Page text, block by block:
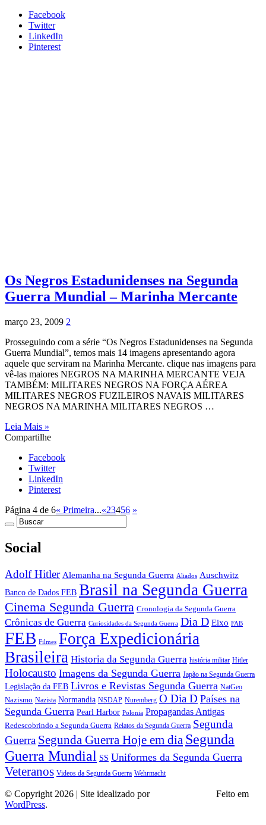
Facebook
Twitter
LinkedIn
Pinterest
Os Negros Estadunidenses na Segunda
Guerra Mundial – Marinha Mercante
março 23, 2009 2
Prosseguindo com a série “Os Negros Estadunidenses na Segunda
Guerra Mundial”, temos mais 14 imagens apresentando agora
aquele que serviram na Marinha Mercante. clique nas imagens para
vê-las maiores NEGROS NA MARINHA MERCANTE VEJA
TAMBÉM: MILITARES NEGROS NA FORÇA AÉREA
MILITARES NEGROS FUZILEIROS NAVAIS MILITARES
NEGROS NA MARINHA MILITARES NEGROS …
Leia Mais »
Compartilhe
Facebook
Twitter
LinkedIn
Pinterest
Página 4 de 6« Primeira...«23456 »
Social
Adolf Hitler Alemanha na Segunda Guerra Aliados Auschwitz
Banco de Dados FEB Brasil na Segunda Guerra
Cinema Segunda Guerra Cronologia da Segunda Guerra
Crônicas de Guerra Curiosidades da Segunda Guerra Dia D Eixo FAB
FEB Filmes Força Expedicionária
Brasileira Historia da Segunda Guerra história militar Hitler
Holocausto Imagens da Segunda Guerra Japão na Segunda Guerra
Legislação da FEB Livros e Revistas Segunda Guerra NatGeo
Nazismo Nazista Normandia NSDAP Nuremberg O Dia D Países na
Segunda Guerra Pearl Harbor Polonia Propagandas Antigas
Redescobrindo a Segunda Guerra Relatos da Segunda Guerra Segunda
Guerra Segunda Guerra Hoje em dia Segunda
Guerra Mundial SS Uniformes da Segunda Guerra
Veteranos Videos da Segunda Guerra Wehrmacht
© Copyright 2026 | Site idealizado por
Feito em
WordPress.